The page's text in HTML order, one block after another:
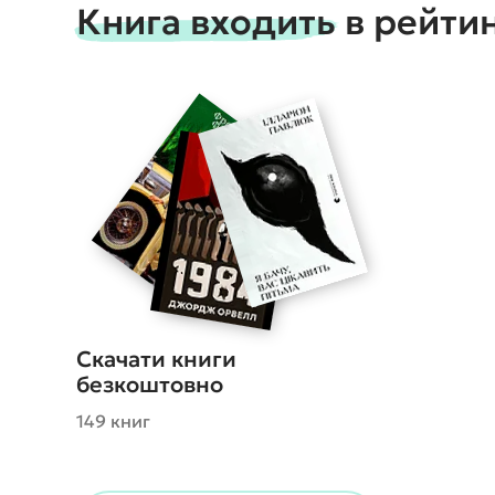
Книга входить в
Скачати книги
безкоштовно
149 книг